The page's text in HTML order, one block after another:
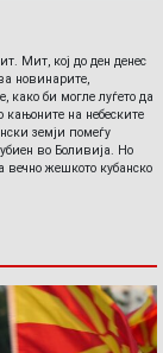
Мит, кој до ден денес
новинарите,
како би могле луѓето да
на небеските
земји помеѓу
во Боливија. Но
жешкото кубанско